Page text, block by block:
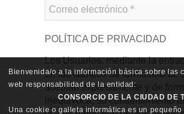
POLÍTICA DE PRIVACIDAD
Los Usuarios, mediante la
en los campos de formulario de
aceptan expresamente y de
inequívoca, su consentimiento al
Bienvenida/o a la información básica sobre las
web responsabilidad de la entidad:
CONSORCIO DE LA CIUDAD DE
Una cookie o galleta informática es un